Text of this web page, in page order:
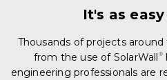
It's as easy
Thousands of projects
from the use of SolarWall ®
engineering professionals are